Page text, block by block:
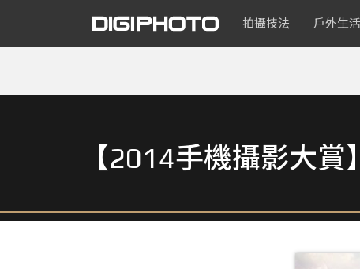
拍攝技法 戶外生活
【2014手機攝影大